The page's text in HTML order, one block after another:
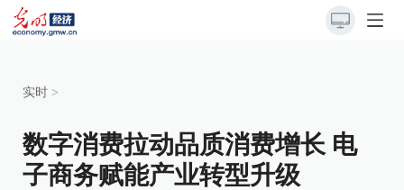
实时 >
数字消费拉动品质消费增长 电
子商务赋能产业转型升级